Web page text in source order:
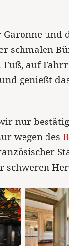
und
schmalen
auf
genießt
nur
wegen des
schweren